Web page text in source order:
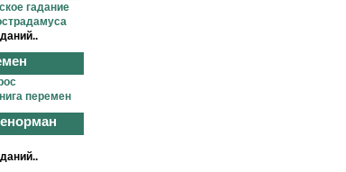
гадание
перемен